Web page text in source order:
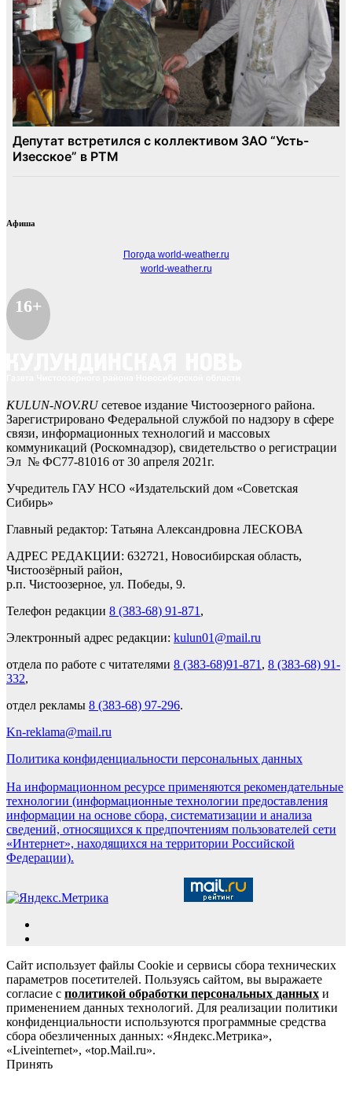
Афиша
Погода world-weather.ru
world-weather.ru
16+
KULUN-NOV.RUсетевое издание Чистоозерного района.
Зарегистрировано Федеральной службой по надзору в сфере
связи, информационных технологий и массовых
коммуникаций (Роскомнадзор), свидетельство о регистрации
Эл № ФС77-81016 от 30 апреля 2021г.
Учредитель ГАУ НСО «Издательский дом «Советская
Сибирь»
Главный редактор: Татьяна Александровна ЛЕСКОВА
АДРЕС РЕДАКЦИИ: 632721, Новосибирская область,
Чистоозёрный район,
р.п. Чистоозерное, ул. Победы, 9.
Телефон редакции 8 (383-68) 91-871 ,
Электронный адрес редакции: kulun01@mail.ru
отдела по работе с читателями 8 (383-68)91-871 , 8 (383-68) 91-
332,
отдел рекламы 8 (383-68) 97-296.
Kn-reklama@mail.ru
Политика конфиденциальности персональных данных
На информационном ресурсе применяются рекомендательные
технологии (информационные технологии предоставления
информации на основе сбора, систематизации и анализа
сведений, относящихся к предпочтениям пользователей сети
«Интернет», находящихся на территории Российской
Федерации).
Сайт использует файлы Cookie и сервисы сбора технических
параметров посетителей. Пользуясь сайтом, вы выражаете
согласие с политикой обработки персональных данных и
применением данных технологий. Для реализации политики
конфиденциальности используются программные средства
сбора обезличенных данных: «Яндекс.Метрика»,
«Liveinternet», «top.Mail.ru».
Принять